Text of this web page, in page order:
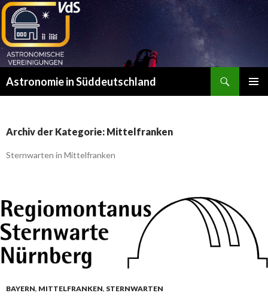
Astronomie in Süddeutschland
Archiv der Kategorie: Mittelfranken
Sternwarten in Mittelfranken
BAYERN, MITTELFRANKEN, STERNWARTEN